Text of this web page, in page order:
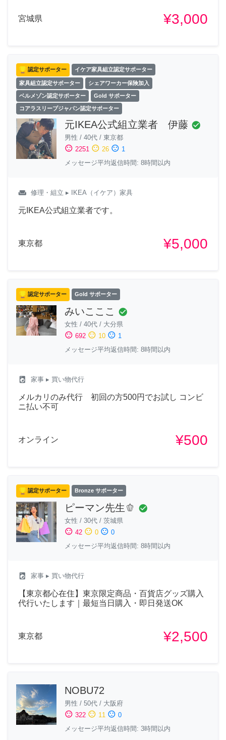
宮城県 ¥3,000
認定サポーター イケア家具組立認定サポーター
家具組立認定サポーター シェアワーカー保険加入
ベルメゾン認定サポーター Gold サポーター
コアラスリープジャパン認定サポーター
元IKEA公式組立業者 伊藤 check_circle
男性 / 40代 / 東京都
sentiment_satisfied 2251 sentiment_neutral 26 sentiment_dissatisfied 1
メッセージ平均返信時間: 8時間以内
weekend 修理・組立 ▸ IKEA（イケア）家具
元IKEA公式組立業者です。
東京都 ¥5,000
認定サポーター Gold サポーター
みいこここ check_circle
女性 / 40代 / 大分県
sentiment_satisfied 692 sentiment_neutral 10 sentiment_dissatisfied 1
メッセージ平均返信時間: 8時間以内
local_laundry_service 家事 ▸ 買い物代行
メルカリのみ代行 初回の方500円でお試し コンビ
ニ払い不可
オンライン ¥500
認定サポーター Bronze サポーター
ピーマン先生🫑 check_circle
女性 / 30代 / 茨城県
sentiment_satisfied 42 sentiment_neutral 0 sentiment_dissatisfied 0
メッセージ平均返信時間: 8時間以内
local_laundry_service 家事 ▸ 買い物代行
【東京都心在住】東京限定商品・百貨店グッズ購入
代行いたします｜最短当日購入・即日発送OK
東京都 ¥2,500
NOBU72
男性 / 50代 / 大阪府
sentiment_satisfied 322 sentiment_neutral 11 sentiment_dissatisfied 0
メッセージ平均返信時間: 3時間以内